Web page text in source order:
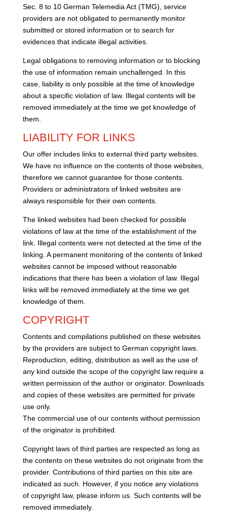
Sec. 8 to 10 German Telemedia Act (TMG), service
providers are not obligated to permanently monitor
submitted or stored information or to search for
evidences that indicate illegal activities.
Legal obligations to removing information or to blocking
the use of information remain unchallenged. In this
case, liability is only possible at the time of knowledge
about a specific violation of law. Illegal contents will be
removed immediately at the time we get knowledge of
them.
LIABILITY FOR LINKS
Our offer includes links to external third party websites.
We have no influence on the contents of those websites,
therefore we cannot guarantee for those contents.
Providers or administrators of linked websites are
always responsible for their own contents.
The linked websites had been checked for possible
violations of law at the time of the establishment of the
link. Illegal contents were not detected at the time of the
linking. A permanent monitoring of the contents of linked
websites cannot be imposed without reasonable
indications that there has been a violation of law. Illegal
links will be removed immediately at the time we get
knowledge of them.
COPYRIGHT
Contents and compilations published on these websites
by the providers are subject to German copyright laws.
Reproduction, editing, distribution as well as the use of
any kind outside the scope of the copyright law require a
written permission of the author or originator. Downloads
and copies of these websites are permitted for private
use only.
The commercial use of our contents without permission
of the originator is prohibited.
Copyright laws of third parties are respected as long as
the contents on these websites do not originate from the
provider. Contributions of third parties on this site are
indicated as such. However, if you notice any violations
of copyright law, please inform us. Such contents will be
removed immediately.